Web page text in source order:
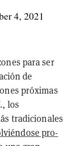
4, 2021
para ser
de
próximas
los
tradicionales
pro-